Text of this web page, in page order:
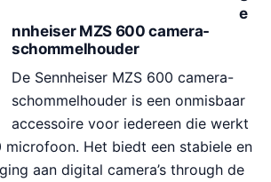
9
9
.
e
nnheiser MZS 600 camera-
schommelhouder
De Sennheiser MZS 600 camera-
schommelhouder is een onmisbaar
accessoire voor iedereen die werkt
microfoon. Het biedt een stabiele en
aan digital camera’s through de